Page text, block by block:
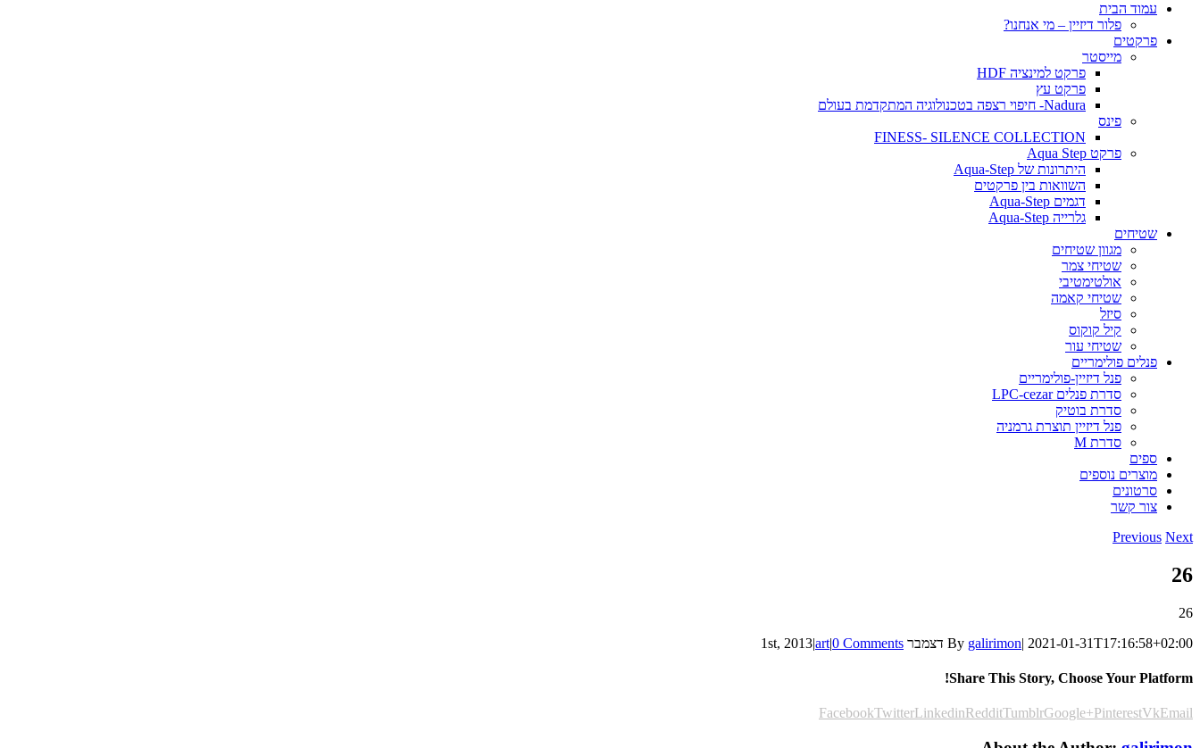
עמוד הבית
פלור דיזיין – מי אנחנו?
פרקטים
מייסטר
פרקט למינציה HDF
פרקט עץ
Nadura- חיפוי רצפה בטכנולוגיה המתקדמת בעולם
פינס
FINESS- SILENCE COLLECTION
פרקט Aqua Step
היתרונות של Aqua-Step
השוואות בין פרקטים
דגמים Aqua-Step
גלרייה Aqua-Step
שטיחים
מגוון שטיחים
שטיחי צמר
אולטימטיבי
שטיחי קאמה
סיזל
קיל קוקוס
שטיחי עור
פנלים פולימריים
פנל דיזיין-פולימריים
סדרת פנלים LPC-cezar
סדרת בוטיק
פנל דיזיין תוצרת גרמניה
סדרת M
ספים
מוצרים נוספים
סרטונים
צור קשר
Previous Next
26
26
By galirimon| 2021-01-31T17:16:58+02:00 דצמבר 1st, 2013 |art|0 Comments
Share This Story, Choose Your Platform!
FacebookTwitterLinkedinRedditTumblrGoogle+PinterestVkEmail